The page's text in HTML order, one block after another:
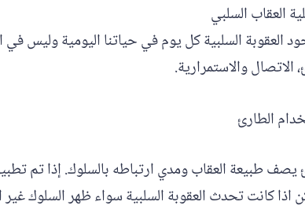
العقاب السلبي
العقوبة السلبية كل يوم في حياتنا اليومية وليس في
الاتصال والاستمرارية.
الطارئ
يصف طبيعة العقاب ومدي ارتباطه بالسلوك. إذا تم
اذا كانت تحدث العقوبة السلبية سواء ظهر السلوك